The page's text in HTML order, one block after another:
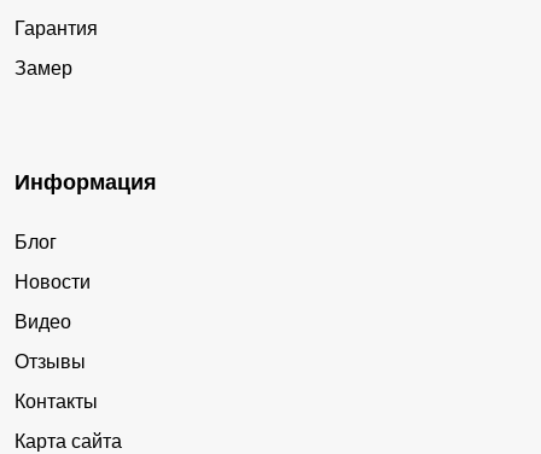
Гарантия
Замер
Информация
Блог
Новости
Видео
Отзывы
Контакты
Карта сайта